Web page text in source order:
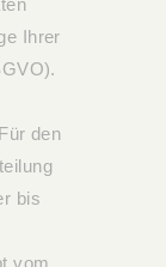
Ihrer
den
bis
vom